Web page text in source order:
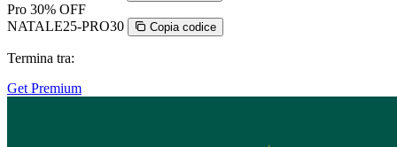
Pro 30% OFF
NATALE25-PRO30
Copia codice
Termina tra:
Get Premium